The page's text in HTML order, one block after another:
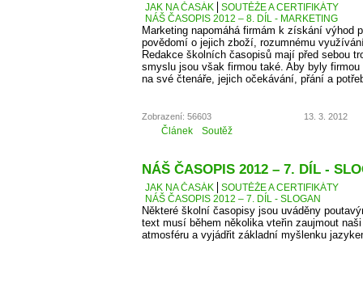
JAK NA ČASÁK
SOUTĚŽE A CERTIFIKÁTY
NÁŠ ČASOPIS 2012 – 8. DÍL - MARKETING
Marketing napomáhá firmám k získání výhod
povědomí o jejich zboží, rozumnému
Redakce školních časopisů mají před sebou
smyslu jsou však firmou také. Aby byly
na své čtenáře, jejich očekávání, přání a
Zobrazení: 56603 13. 3. 2012
Článek Soutěž
NÁŠ ČASOPIS 2012 – 7. DÍL -
JAK NA ČASÁK
SOUTĚŽE A CERTIFIKÁTY
NÁŠ ČASOPIS 2012 – 7. DÍL - SLOGAN
Některé školní časopisy jsou uváděny
text musí během několika vteřin zaujmout
atmosféru a vyjádřit základní myšlenku